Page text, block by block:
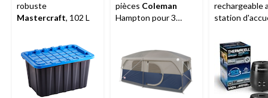
robuste
Mastercraft, 102 L
pièces Coleman
Hampton pour 3
de pluie et sac de
transport
rechargeable
station
charbon